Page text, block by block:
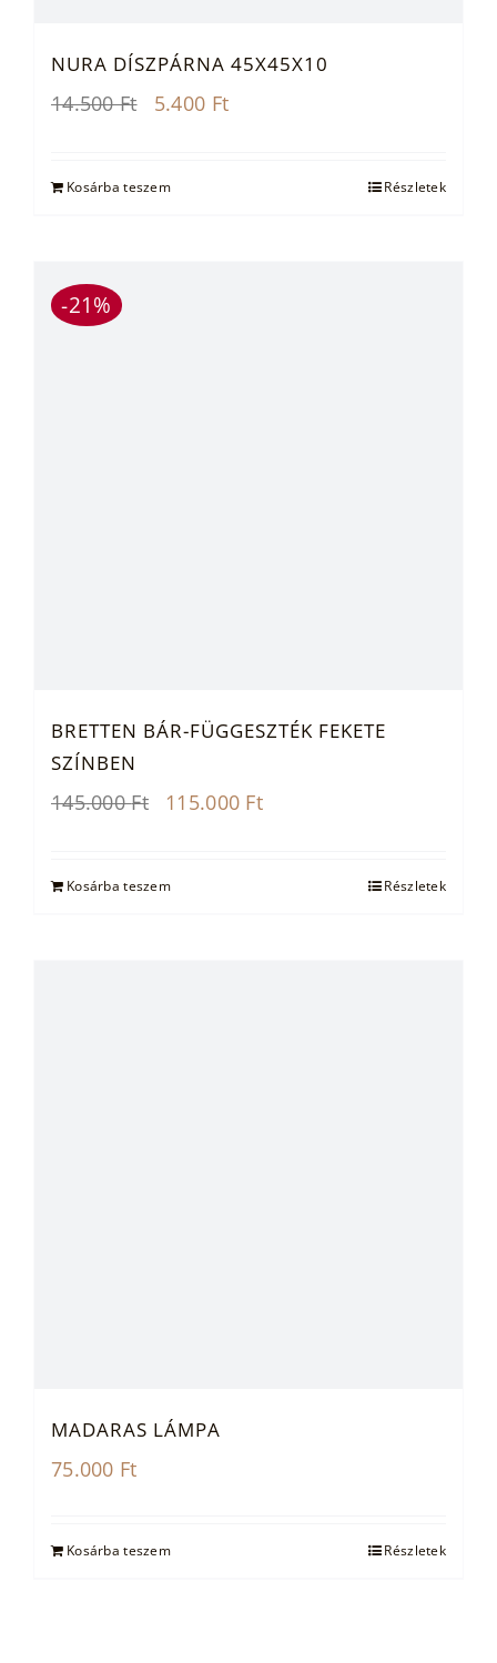
NURA DÍSZPÁRNA 45X45X10
14.500Ft
Original
14.500 Ft.
5.400 Ft
Kosárba teszem Részletek
-21%
BRETTEN BÁR-FÜGGESZTÉK FEKETE
SZÍNBEN
145.000Ft
Original
145.000 Ft.
115.000 Ft
115.000 Ft.
Kosárba teszem Részletek
MADARAS LÁMPA
75.000 Ft
Kosárba teszem Részletek